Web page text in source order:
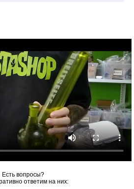
Есть вопросы?
ответим на них: